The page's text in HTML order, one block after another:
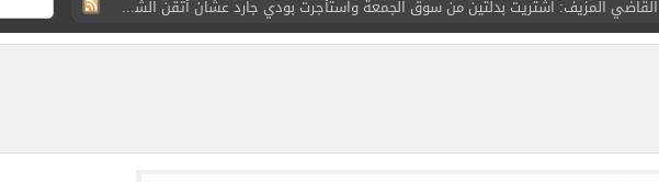
برشلونة يطرح تذاكر مواجهة الأهلي على كأس خوان جامبر
طرابزون سبور ينفي الحجز على مستحقات محمد صلاح
الأهلي ينهي مرانه الأول فى معسكر إسبانيا.. جلسة عموتة وفقرة بدنية.. صور